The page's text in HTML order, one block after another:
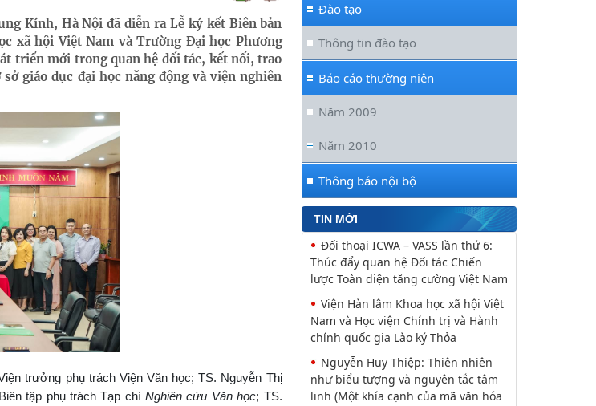
Kính, Hà Nội đã diễn ra Lễ ký kết Biên bản
xã hội Việt Nam và Trường Đại học Phương
triển mới trong quan hệ đối tác, kết nối, trao
giáo dục đại học năng động và viện nghiên
trưởng phụ trách Viện Văn học; TS. Nguyễn Thị
tập phụ trách Tạp chíNghiên cứu Văn học; TS.
Đào tạo
Thông tin đào tạo
Báo cáo thường niên
Năm 2009
Năm 2010
Thông báo nội bộ
TIN MỚI
Đối thoại ICWA – VASS lần thứ 6:
Thúc đẩy quan hệ Đối tác Chiến
lược Toàn diện tăng cường Việt Nam
Viện Hàn lâm Khoa học xã hội Việt
Nam và Học viện Chính trị và Hành
chính quốc gia Lào ký Thỏa
Nguyễn Huy Thiệp: Thiên nhiên
như biểu tượng và nguyên tắc tâm
linh (Một khía cạnh của mã văn hóa